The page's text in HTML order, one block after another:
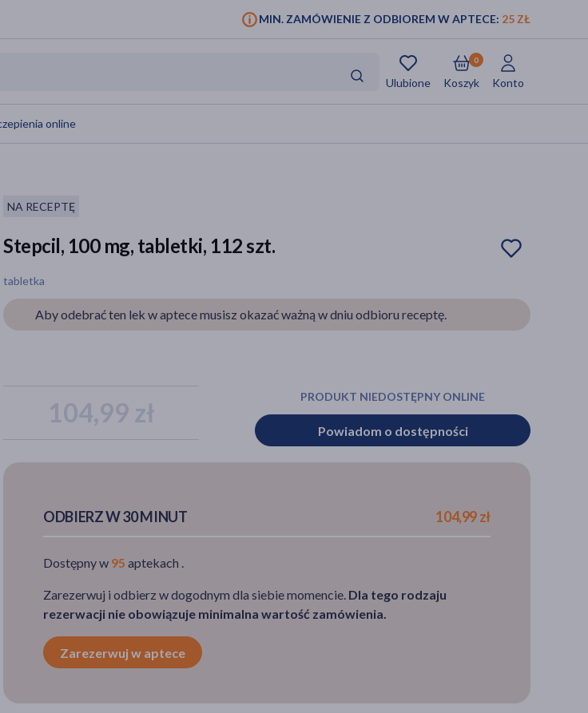
MIN. ZAMÓWIENIE Z ODBIOREM W APTECE: 25 ZŁ
Ulubione Koszyk
0
Konto
online
NA RECEPTĘ
Stepcil, 100 mg, tabletki, 112 szt.
tabletka
Aby odebrać ten lek w aptece musisz okazać ważną w dniu odbioru receptę.
104,99 zł PRODUKT NIEDOSTĘPNY ONLINE
Powiadom o dostępności
ODBIERZ W 30 MINUT 104,99 zł
Dostępny w 95 aptekach .
Zarezerwuj i odbierz w dogodnym dla siebie momencie. Dla tego rodzaju
rezerwacji nie obowiązuje minimalna wartość zamówienia.
Zarezerwuj w aptece